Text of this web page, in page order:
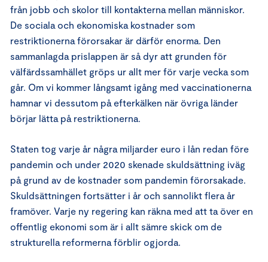
från jobb och skolor till kontakterna mellan människor.
De sociala och ekonomiska kostnader som
restriktionerna förorsakar är därför enorma. Den
sammanlagda prislappen är så dyr att grunden för
välfärdssamhället gröps ur allt mer för varje vecka som
går. Om vi kommer långsamt igång med vaccinationerna
hamnar vi dessutom på efterkälken när övriga länder
börjar lätta på restriktionerna.
Staten tog varje år några miljarder euro i lån redan före
pandemin och under 2020 skenade skuldsättning iväg
på grund av de kostnader som pandemin förorsakade.
Skuldsättningen fortsätter i år och sannolikt flera år
framöver. Varje ny regering kan räkna med att ta över en
offentlig ekonomi som är i allt sämre skick om de
strukturella reformerna förblir ogjorda.